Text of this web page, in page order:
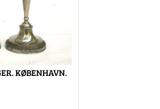
KØBENHAVN.